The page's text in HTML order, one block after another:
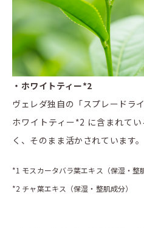
・ホワイトティー*2
ヴェレダ独自の「スプレードラ
ホワイトティー*2 に含まれて
く、そのまま活かされています。
*1 モスカータバラ葉エキス（保湿・整
*2 チャ葉エキス（保湿・整肌成分）